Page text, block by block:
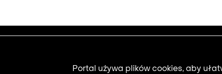
Przekaż film
Portal używa plików cookies, aby